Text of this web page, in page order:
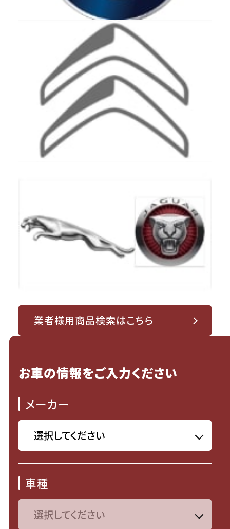
業者様用商品検索はこちら
お車の情報をご入力ください
メーカー
車種